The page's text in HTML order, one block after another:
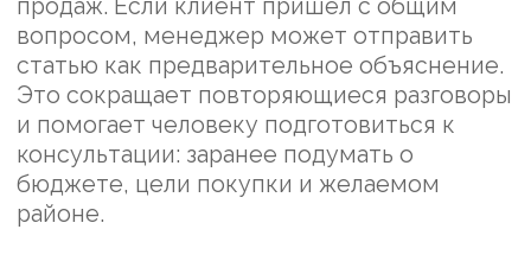
региональный спрос.
+7
Я согласен (а) сполитикой обработки
согласие